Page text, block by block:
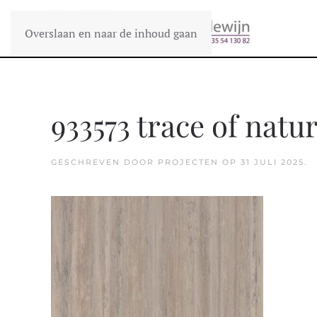
Overslaan en naar de inhoud gaan
933573 trace of
GESCHREVEN DOOR PROJECTEN OP 31 JULI 2025.